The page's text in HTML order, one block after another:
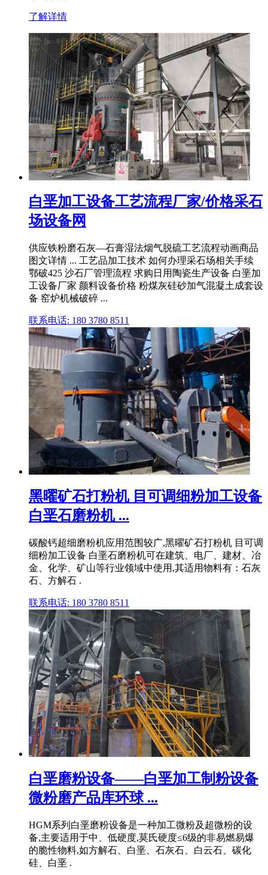
了解详情
白垩加工设备工艺流程厂家/价格采石
场设备网
供应铁粉磨石灰—石膏湿法烟气脱硫工艺流程动画商品
图文详情 ... 工艺品加工技术 如何办理采石场相关手续
鄂破425 沙石厂管理流程 求购日用陶瓷生产设备 白垩加
工设备厂家 颜料设备价格 粉煤灰硅砂加气混凝土成套设
备 窑炉机械破碎 ...
联系电话: 180 3780 8511
黑曜矿石打粉机 目可调细粉加工设备
白垩石磨粉机 ...
碳酸钙超细磨粉机应用范围较广,黑曜矿石打粉机 目可调
细粉加工设备 白垩石磨粉机可在建筑、电厂、建材、冶
金、化学、矿山等行业领域中使用,其适用物料有：石灰
石、方解石 .
联系电话: 180 3780 8511
白垩磨粉设备——白垩加工制粉设备
微粉磨产品库环球 ...
HGM系列白垩磨粉设备是一种加工微粉及超微粉的设
备,主要适用于中、低硬度,莫氏硬度≤6级的非易燃易爆
的脆性物料,如方解石、白垩、石灰石、白云石、碳化
硅、白垩 .